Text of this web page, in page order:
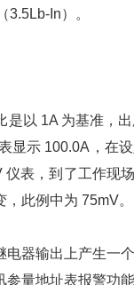
In）。
是以 1A 为基准，
显示 100.0A，在
表，到了工作现
此例中为 75mV。
器输出上产生一
量地址表报警功